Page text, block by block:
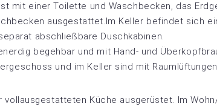
mit einer Toilette und Waschbecken, das
ausgestattet.Im Keller befindet sich
abschließbare Duschkabinen.
begehbar und mit Hand- und
und im Keller sind mit
vollausgestatteten Küche ausgerüstet. Im